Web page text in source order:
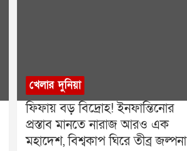
খেলার দুনিয়া
ফিফায় বড় বিদ্রোহ! ইনফান্তিনোর
প্রস্তাব মানতে নারাজ আরও এক
মহাদেশ, বিশ্বকাপ ঘিরে তীব্র জল্পনা